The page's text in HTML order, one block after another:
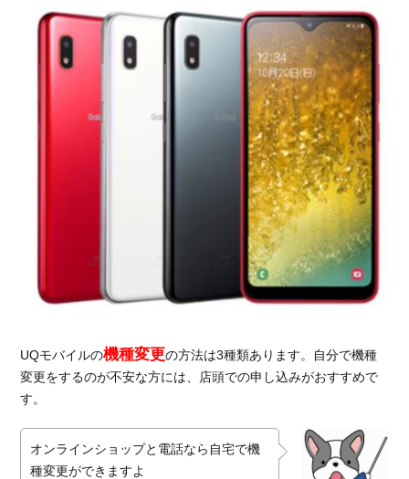
はこ
での
変更
1.3.
変更
UQモバイルの機種変更の方法は3種類あります。自分で機種
変更をするのが不安な方には、店頭での申し込みがおすすめで
す。
オンラインショップと電話なら自宅で機
種変更ができますよ